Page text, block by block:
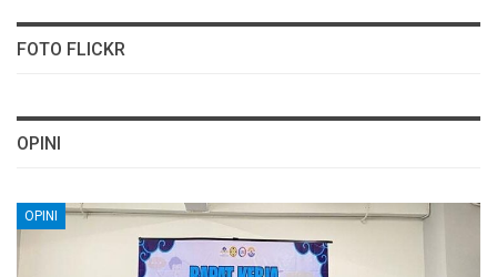
FOTO FLICKR
OPINI
OPINI